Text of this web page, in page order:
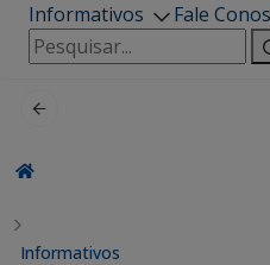
Informativos
Fale
Pesquisar
por:
Informativos